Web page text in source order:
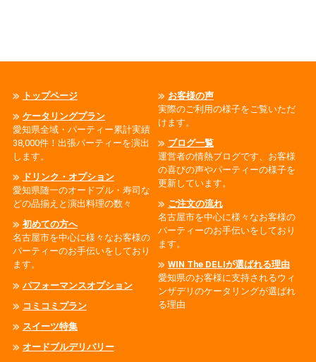
トップページ
ケータリングプラン
愛知県全域・パーティー累計実績
38,000件！出張パーティーを演出
します。
ドリンク・オプション
愛知県随一のオードブル・寿司な
どの品揃えと演出料理の数々
初めての方へ
名古屋市を中心に様々なお客様の
パーティーのお手伝いをしており
ます。
パフォーマンスオプション
コミコミプラン
スイーツ特集
オードブルデリバリー
お客様の声
実際のご利用の様子をご覧いただ
けます。
ブログ一覧
運営者の情熱ブログです、お客様
の喜びの声やパーティーの様子を
更新しています。
ご注文の流れ
名古屋市を中心に様々なお客様の
パーティーのお手伝いをしており
ます。
WIN The DELIが選ばれる理由
愛知県のお客様に支持されるウィ
ンザデリのケータリングが選ばれ
る理由